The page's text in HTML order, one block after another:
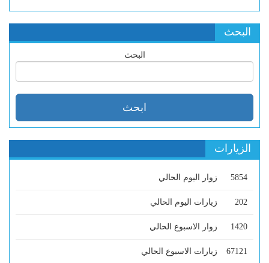
البحث
البحث
الزيارات
5854 زوار اليوم الحالي
202 زيارات اليوم الحالي
1420 زوار الاسبوع الحالي
67121 زيارات الاسبوع الحالي